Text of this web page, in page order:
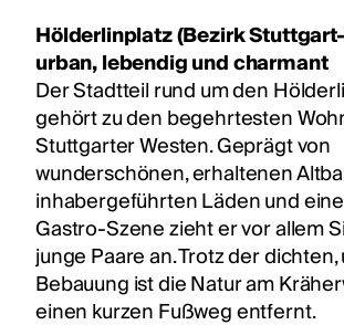
Hölderlinplatz (Bezirk
urban, lebendig und charmant
Der Stadtteil rund um den
gehört zu den begehrtesten
Stuttgarter Westen. Geprägt von
wunderschönen, erhaltenen
inhabergeführten Läden und
Gastro-Szene zieht er vor allem
junge Paare an. Trotz der
Bebauung ist die Natur am
einen kurzen Fußweg entfernt.